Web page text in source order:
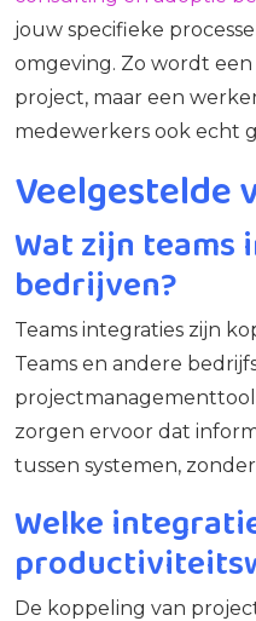
jouw specifieke
omgeving. Zo wordt
project, maar een
medewerkers ook echt
Veelgestelde
Wat zijn teams
bedrijven?
Teams integraties zijn
Teams en andere
zorgen ervoor dat
tussen systemen,
Welke
De koppeling van